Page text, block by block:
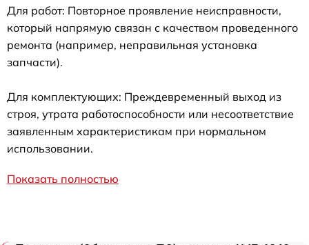
Для работ: Повторное проявление неисправности,
который напрямую связан с качеством проведенного
ремонта (например, неправильная установка
запчасти).
Для комплектующих: Преждевременный выход из
строя, утрата работоспособности или несоответствие
заявленным характеристикам при нормальном
использовании.
Показать полностью